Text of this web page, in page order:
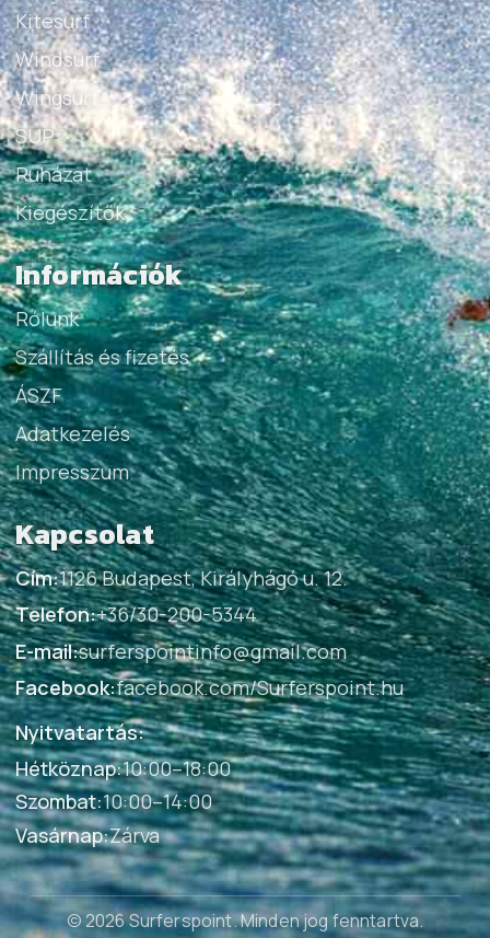
Kitesurf
Windsurf
Wingsurf
SUP
Ruházat
Kiegészítők
Információk
Rólunk
Szállítás és fizetés
ÁSZF
Adatkezelés
Impresszum
Kapcsolat
Cím:1126 Budapest, Királyhágó u. 12.
Telefon:+36/30-200-5344
E-mail:surferspointinfo@gmail.com
Facebook:facebook.com/Surferspoint.hu
Nyitvatartás:
Hétköznap:10:00–18:00
Szombat:10:00–14:00
Vasárnap:Zárva
© 2026 Surferspoint. Minden jog fenntartva.